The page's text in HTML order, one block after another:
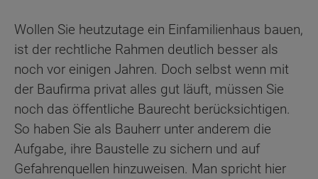
Wollen Sie heutzutage ein Einfamilienhaus bauen,
ist der rechtliche Rahmen deutlich besser als
noch vor einigen Jahren. Doch selbst wenn mit
der Baufirma privat alles gut läuft, müssen Sie
noch das öffentliche Baurecht berücksichtigen.
So haben Sie als Bauherr unter anderem die
Aufgabe, ihre Baustelle zu sichern und auf
Gefahrenquellen hinzuweisen. Man spricht hier